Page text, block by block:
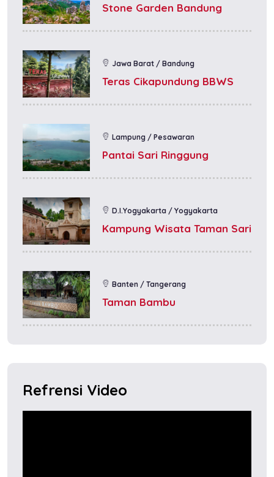
Stone Garden Bandung
Jawa Barat / Bandung
Teras Cikapundung BBWS
Lampung / Pesawaran
Pantai Sari Ringgung
D.I.Yogyakarta / Yogyakarta
Kampung Wisata Taman Sari
Banten / Tangerang
Taman Bambu
Refrensi Video